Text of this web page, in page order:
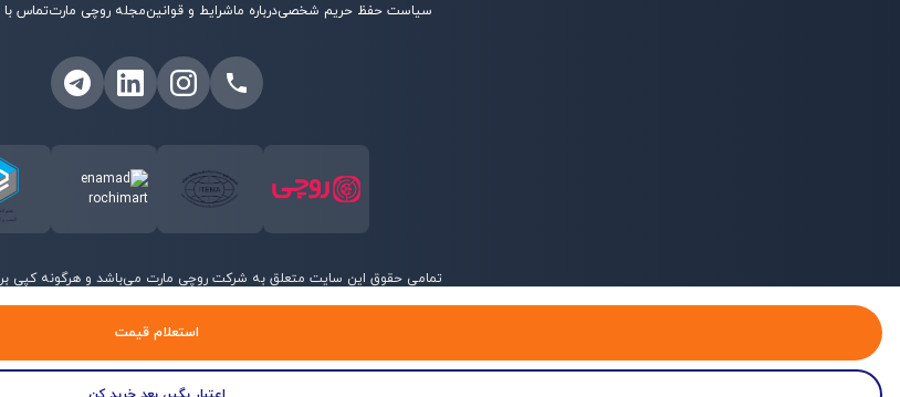
استعلام قیمت
سیاست حفظ حریم شخصیدرباره ماشرایط و قوانینمجله روچی مارتتماس با
تمامی حقوق این سایت متعلق به شرکت روچی مارت می‌باشد و هرگونه کپی
©
2026روچی مارت - تمامی حقوق محفوظ است.